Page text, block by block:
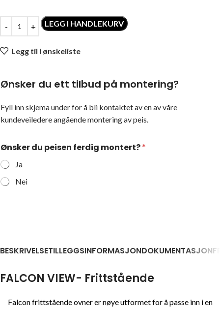
LEGG I HANDLEKURV
Legg til i ønskeliste
Ønsker du ett tilbud på montering?
Fyll inn skjema under for å bli kontaktet av en av våre
kundeveiledere angående montering av peis.
Ønsker du peisen ferdig montert?*
Ja
Nei
BESKRIVELSETILLEGGSINFORMASJONDOKUMENTASJON
FALCON VIEW- Frittstående
Falcon frittstående ovner er nøye utformet for å passe inn i en